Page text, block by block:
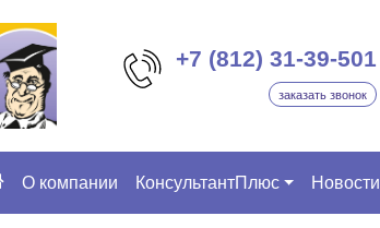
+7 (812) 31-39-501
заказать звонок
О компании КонсультантПлюс Новости